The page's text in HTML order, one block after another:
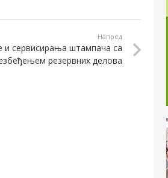
Напред
и сервисирања штампача са
резервних делова